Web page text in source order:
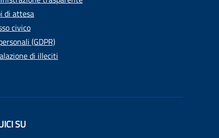
di attesa
civico
(GDPR)
di illeciti
SU